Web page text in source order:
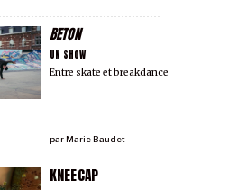
BETON
UN SHOW
parMarie Baudet
Entre skate et breakdance
KNEECAP